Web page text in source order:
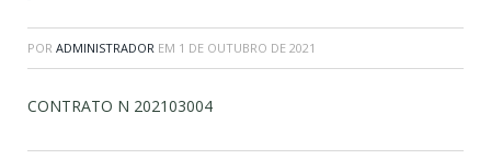
POR ADMINISTRADOR EM 1 DE OUTUBRO DE 2021
CONTRATO N 202103004